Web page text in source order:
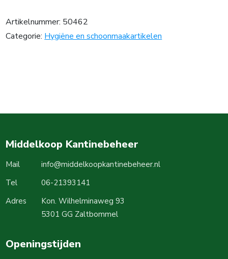
Artikelnummer: 50462
Categorie: Hygiëne en schoonmaakartikelen
Middelkoop Kantinebeheer
Mail
info@middelkoopkantinebeheer.nl
Tel
06-21393141
Adres
Kon. Wilhelminaweg 93
5301 GG Zaltbommel
Openingstijden